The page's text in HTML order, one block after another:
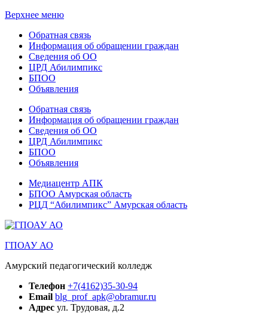
Верхнее меню
Обратная связь
Информация об обращении граждан
Сведения об ОО
ЦРД Абилимпикс
БПОО
Объявления
Обратная связь
Информация об обращении граждан
Сведения об ОО
ЦРД Абилимпикс
БПОО
Объявления
Медиацентр АПК
БПОО Амурская область
РЦД “Абилимпикс” Амурская область
ГПОАУ АО
Амурский педагогический колледж
Телефон +7(4162)35-30-94
Email blg_prof_apk@obramur.ru
Адрес ул. Трудовая, д.2